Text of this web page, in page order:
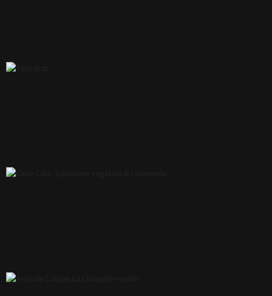
L'ENVOL COACHING ET SOPHROLOGIE
TECH SUB
CAKE CARE, PÂTISSERIE VÉGÉTALE & RAISONNÉE